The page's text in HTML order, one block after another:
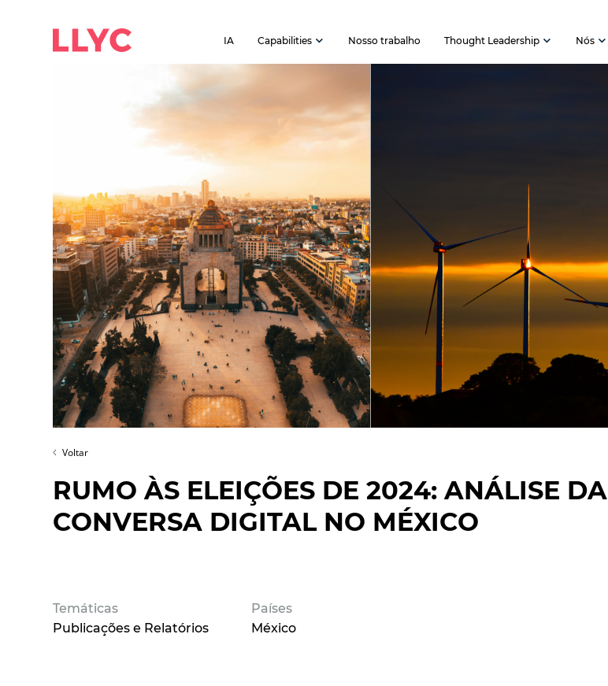
IA Capabilities Nosso trabalho Thought Leadership Nós
Voltar
RUMO ÀS ELEIÇÕES DE 2024: ANÁLISE DA
CONVERSA DIGITAL NO MÉXICO
Temáticas
Publicações e Relatórios
Países
México